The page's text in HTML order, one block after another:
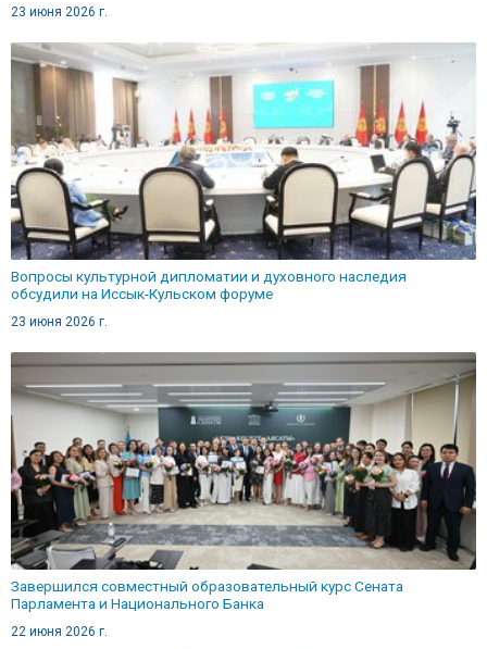
23 июня 2026 г.
Вопросы культурной дипломатии и духовного наследия
обсудили на Иссык-Кульском форуме
23 июня 2026 г.
Завершился совместный образовательный курс Сената
Парламента и Национального Банка
22 июня 2026 г.